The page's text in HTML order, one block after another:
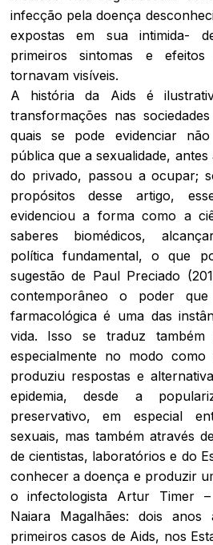
infecção pela doença
expostas em sua intimida-
primeiros sintomas e
tornavam visíveis.
A história da Aids é
transformações nas
quais se pode evidenciar
pública que a sexualidade,
do privado, passou a ocupar;
propósitos desse artigo,
evidenciou a forma como a
saberes biomédicos,
política fundamental, o que
sugestão de Paul Preciado
contemporâneo o poder
farmacológica é uma das
vida. Isso se traduz
especialmente no modo
produziu respostas e
epidemia, desde a
preservativo, em especial
sexuais, mas também através
de cientistas, laboratórios e do
conhecer a doença e produzir
o infectologista Artur Timer
Naiara Magalhães: dois
primeiros casos de Aids, nos